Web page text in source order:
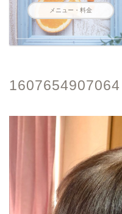
メニュー・料金
1607654907064